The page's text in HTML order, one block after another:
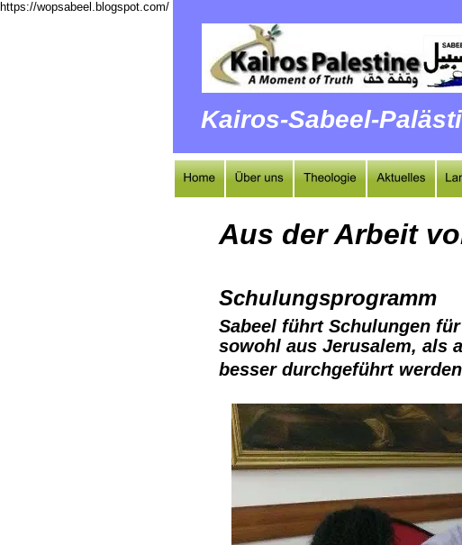
https://wopsabeel.blogspot.com/
Aus der Arbeit
Schulungsprogramm
Sabeel führt Schulungen
sowohl aus Jerusalem, als
besser durchgeführt
Kairos-Sabeel-